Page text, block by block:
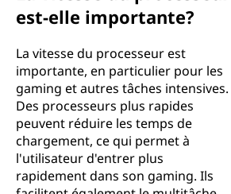
est-elle importante?
La vitesse du processeur est
importante, en particulier pour les
gaming et autres tâches intensives.
Des processeurs plus rapides
peuvent réduire les temps de
chargement, ce qui permet à
l'utilisateur d'entrer plus
rapidement dans son gaming. Ils